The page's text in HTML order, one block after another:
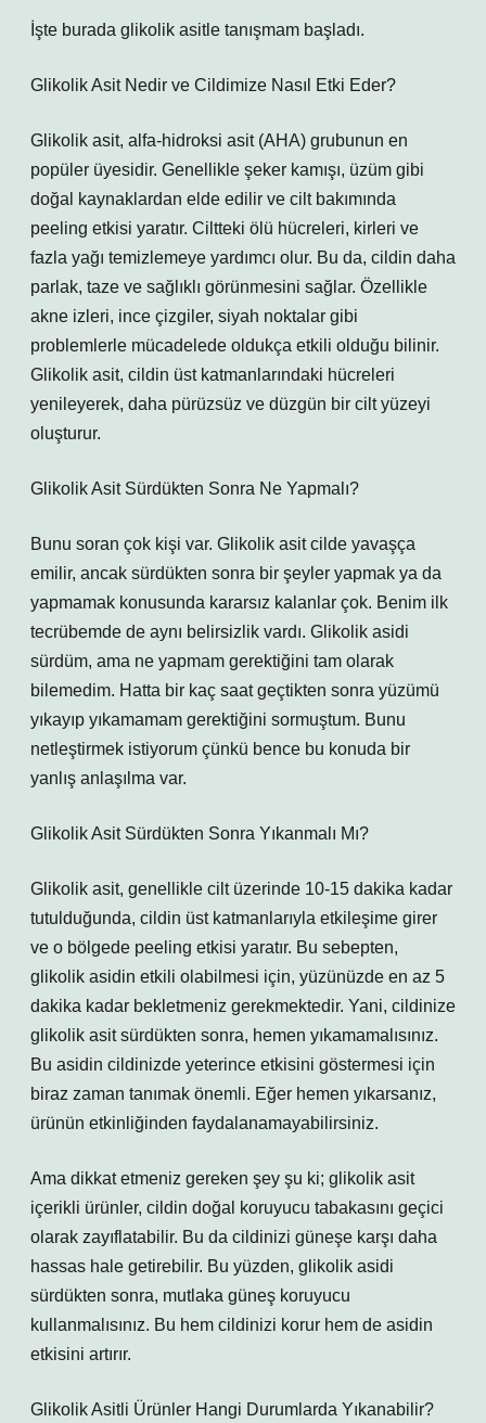
İşte burada glikolik asitle tanışmam başladı.
Glikolik Asit Nedir ve Cildimize Nasıl Etki Eder?
Glikolik asit, alfa-hidroksi asit (AHA) grubunun en
popüler üyesidir. Genellikle şeker kamışı, üzüm gibi
doğal kaynaklardan elde edilir ve cilt bakımında
peeling etkisi yaratır. Ciltteki ölü hücreleri, kirleri ve
fazla yağı temizlemeye yardımcı olur. Bu da, cildin daha
parlak, taze ve sağlıklı görünmesini sağlar. Özellikle
akne izleri, ince çizgiler, siyah noktalar gibi
problemlerle mücadelede oldukça etkili olduğu bilinir.
Glikolik asit, cildin üst katmanlarındaki hücreleri
yenileyerek, daha pürüzsüz ve düzgün bir cilt yüzeyi
oluşturur.
Glikolik Asit Sürdükten Sonra Ne Yapmalı?
Bunu soran çok kişi var. Glikolik asit cilde yavaşça
emilir, ancak sürdükten sonra bir şeyler yapmak ya da
yapmamak konusunda kararsız kalanlar çok. Benim ilk
tecrübemde de aynı belirsizlik vardı. Glikolik asidi
sürdüm, ama ne yapmam gerektiğini tam olarak
bilemedim. Hatta bir kaç saat geçtikten sonra yüzümü
yıkayıp yıkamamam gerektiğini sormuştum. Bunu
netleştirmek istiyorum çünkü bence bu konuda bir
yanlış anlaşılma var.
Glikolik Asit Sürdükten Sonra Yıkanmalı Mı?
Glikolik asit, genellikle cilt üzerinde 10-15 dakika kadar
tutulduğunda, cildin üst katmanlarıyla etkileşime girer
ve o bölgede peeling etkisi yaratır. Bu sebepten,
glikolik asidin etkili olabilmesi için, yüzünüzde en az 5
dakika kadar bekletmeniz gerekmektedir. Yani, cildinize
glikolik asit sürdükten sonra, hemen yıkamamalısınız.
Bu asidin cildinizde yeterince etkisini göstermesi için
biraz zaman tanımak önemli. Eğer hemen yıkarsanız,
ürünün etkinliğinden faydalanamayabilirsiniz.
Ama dikkat etmeniz gereken şey şu ki; glikolik asit
içerikli ürünler, cildin doğal koruyucu tabakasını geçici
olarak zayıflatabilir. Bu da cildinizi güneşe karşı daha
hassas hale getirebilir. Bu yüzden, glikolik asidi
sürdükten sonra, mutlaka güneş koruyucu
kullanmalısınız. Bu hem cildinizi korur hem de asidin
etkisini artırır.
Glikolik Asitli Ürünler Hangi Durumlarda Yıkanabilir?